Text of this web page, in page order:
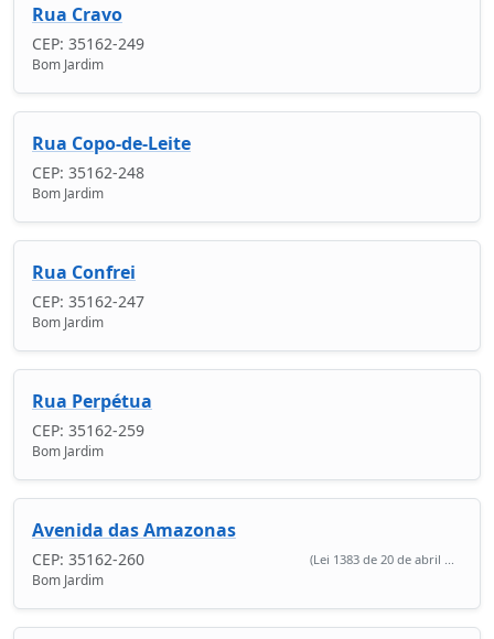
Rua Cravo
CEP: 35162-249
Bom Jardim
Rua Copo-de-Leite
CEP: 35162-248
Bom Jardim
Rua Confrei
CEP: 35162-247
Bom Jardim
Rua Perpétua
CEP: 35162-259
Bom Jardim
Avenida das Amazonas
CEP: 35162-260 (Lei 1383 de 20 de abril ...
Bom Jardim